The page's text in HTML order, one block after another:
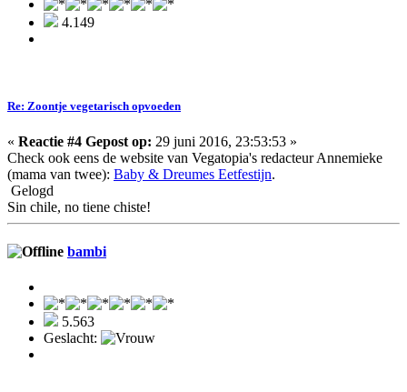
4.149
Re: Zoontje vegetarisch opvoeden
« Reactie #4 Gepost op: 29 juni 2016, 23:53:53 »
Check ook eens de website van Vegatopia's redacteur Annemieke
(mama van twee): Baby & Dreumes Eetfestijn.
Gelogd
Sin chile, no tiene chiste!
bambi
5.563
Geslacht: